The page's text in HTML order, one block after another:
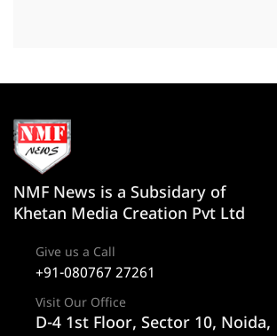
NMF News is a Subsidary of
Khetan Media Creation Pvt Ltd
Give us a Call
+91-080767 27261
Visit Our Office
D-4 1st Floor, Sector 10, Noida,